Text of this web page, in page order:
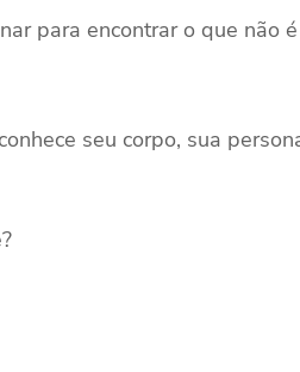
para encontrar o que não
seu corpo, sua